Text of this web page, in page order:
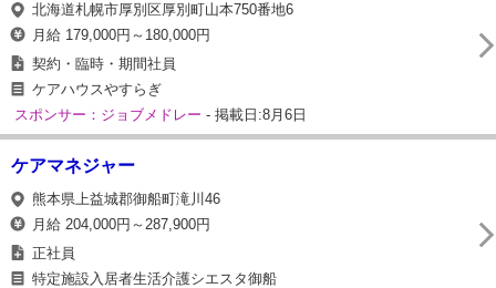
北海道札幌市厚別区厚別町山本750番地6
月給 179,000円～180,000円
契約・臨時・期間社員
ケアハウスやすらぎ
スポンサー：ジョブメドレー - 掲載日:8月6日
ケアマネジャー
熊本県上益城郡御船町滝川46
月給 204,000円～287,900円
正社員
特定施設入居者生活介護シエスタ御船